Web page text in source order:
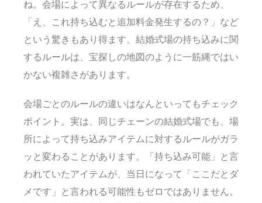
ね。会場によって異なるルールが存在するため、
「え、これ持ち込むと追加料金発生するの？」など
という驚きもあり得ます。結婚式場の持ち込みに関
するルールは、宝探しの地図のように一筋縄ではい
かない複雑さがあります。
会場ごとのルールの違いはなんといってもチェック
ポイント。実は、同じチェーンの結婚式場でも、場
所によって持ち込みアイテムに対するルールがガラ
ッと変わることがあります。「持ち込み可能」と言
われていたアイテムが、当日になって「ここだとダ
メです」と言われる可能性もゼロではありません。